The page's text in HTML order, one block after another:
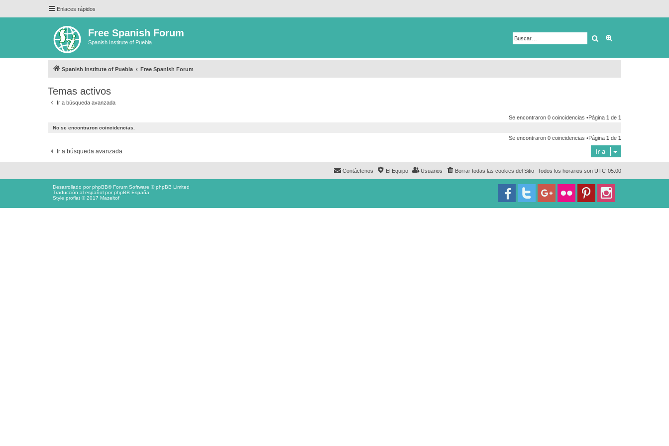
Enlaces rápidos
Free Spanish Forum
Spanish Institute of Puebla Buscar
Spanish Institute of Puebla Free Spanish Forum
Temas activos
Ir a búsqueda avanzada
Se encontraron 0 coincidencias •Página 1 de 1
No se encontraron coincidencias.
Se encontraron 0 coincidencias •Página 1 de 1
Ir a búsqueda avanzada Ir a
Todos los horarios son UTC-05:00
Borrar todas las cookies del Sitio
Usuarios
El Equipo
Contáctenos
Desarrollado porphpBB® Forum Software © phpBB Limited
Traducción al español porphpBB España
Style proflat © 2017 Mazeltof